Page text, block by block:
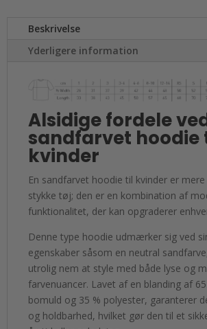
Beskrivelse
Yderligere information
Alsidige fordele
sandfarvet hoodie
kvinder
En sandfarvet hoodie til kvinder er
stykke tøj; den er en kombination af
funktionalitet, der kan opgraderer
Denne type hoodie udmærker sig ved
egenskaber såsom en neutral
utrolig nem at style med både lyse og
farvenuancer. Lavet af en blanding af
bomuld og 35 % polyester, garanterer
og holdbarhed, hvilket gør den til et